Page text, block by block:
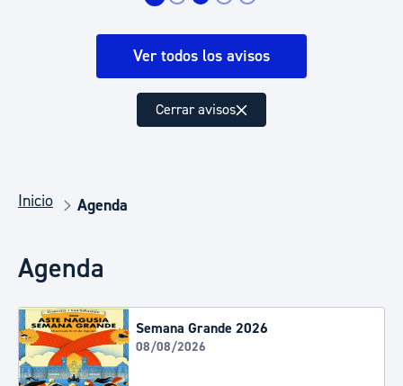
Ver todos los avisos
Cerrar avisos
Inicio Agenda
Agenda
Semana Grande 2026
08/08/2026